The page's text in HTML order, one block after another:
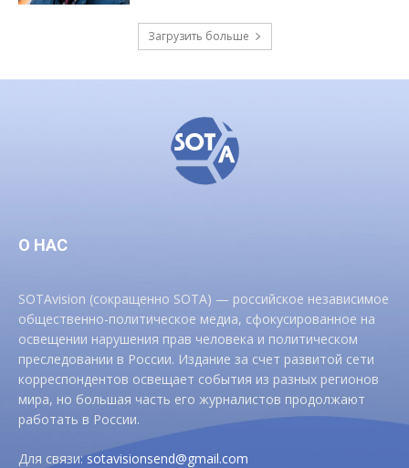
Загрузить больше
О НАС
SOTAvision (сокращенно SOTA) — российское независимое
общественно-политическое медиа, сфокусированное на
освещении нарушения прав человека и политическом
преследовании в России. Издание за счет развитой сети
корреспондентов освещает события из разных регионов
мира, но большая часть его журналистов продолжают
работать в России.
Для связи:sotavisionsend@gmail.com